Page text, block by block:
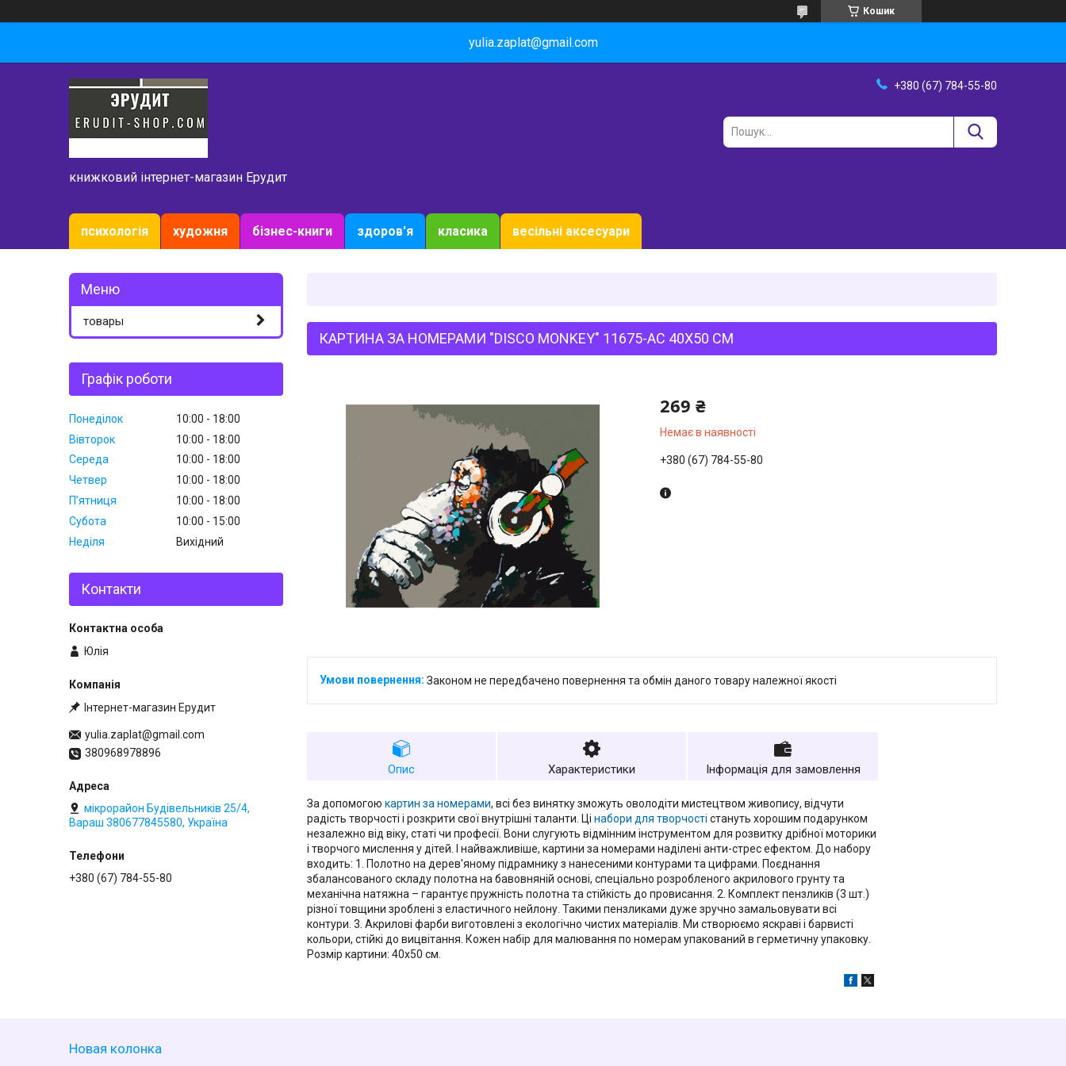
Кошик
yulia.zaplat@gmail.com
книжковий інтернет-магазин Ерудит
+380 (67) 784-55-80
психологія художня бізнес-книги здоров'я класика весільні аксесуари
КАРТИНА ЗА НОМЕРАМИ "DISCO MONKEY" 11675-AC 40Х50 СМ
269 ₴
Немає в наявності
+380 (67) 784-55-80
Законом не передбачено повернення та обмін даного товару належної якості
Опис Характеристики Інформація для замовлення
За допомогою картин за номерами, всі без винятку зможуть оволодіти мистецтвом живопису, відчути
радість творчості і розкрити свої внутрішні таланти. Ці набори для творчості стануть хорошим подарунком
незалежно від віку, статі чи професії. Вони слугують відмінним інструментом для розвитку дрібної моторики
і творчого мислення у дітей. І найважливіше, картини за номерами наділені анти-стрес ефектом. До набору
входить: 1. Полотно на дерев'яному підрамнику з нанесеними контурами та цифрами. Поєднання
збалансованого складу полотна на бавовняній основі, спеціально розробленого акрилового грунту та
механічна натяжна – гарантує пружність полотна та стійкість до провисання. 2. Комплект пензликів (3 шт.)
різної товщини зроблені з еластичного нейлону. Такими пензликами дуже зручно замальовувати всі
контури. 3. Акрилові фарби виготовлені з екологічно чистих матеріалів. Ми створюємо яскраві і барвисті
кольори, стійкі до вицвітання. Кожен набір для малювання по номерам упакований в герметичну упаковку.
Розмір картини: 40х50 см.
товары
Графік роботи
Понеділок 10:00
18:00
Вівторок
10:00
18:00
Середа
10:00
18:00
Четвер
10:00
18:00
Пʼятниця
10:00
18:00
Субота
10:00
15:00
Неділя
Вихідний
Контакти
Юлія
Інтернет-магазин Ерудит
yulia.zaplat@gmail.com
380968978896
мікрорайон Будівельників 25/4,
Вараш 380677845580, Україна
+380 (67) 784-55-80
Новая колонка